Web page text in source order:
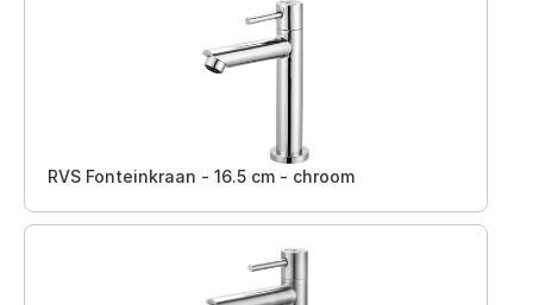
RVS Fonteinkraan - 16.5 cm - chroom